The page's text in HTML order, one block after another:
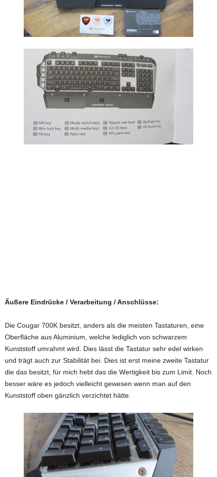
Äußere Eindrücke / Verarbeitung / Anschlüsse:
Die Cougar 700K besitzt, anders als die meisten Tastaturen, eine
Oberfläche aus Aluminium, welche lediglich von schwarzem
Kunststoff umrahmt wird. Dies lässt die Tastatur sehr edel wirken
und trägt auch zur Stabilität bei. Dies ist erst meine zweite Tastatur
die das besitzt, für mich hebt das die Wertigkeit bis zum Limit. Noch
besser wäre es jedoch vielleicht gewesen wenn man auf den
Kunststoff oben gänzlich verzichtet hätte.